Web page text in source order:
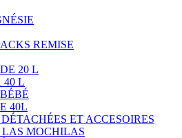
REMISE
20 L
40 L
40L
ET ACCESOIRES
MOCHILAS